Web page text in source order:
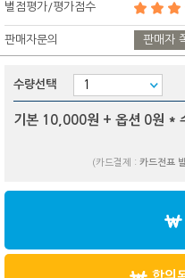
별점평가/평가점수
판매자문의 판매자
수량선택
기본 10,000원 + 옵션 0원 *
(카드결제 : 카드전표